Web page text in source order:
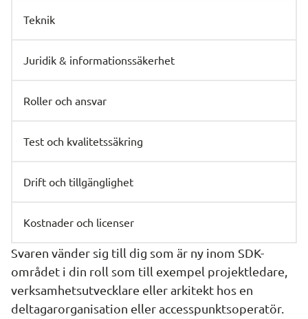
Teknik
Juridik & informationssäkerhet
Roller och ansvar
Test och kvalitetssäkring
Drift och tillgänglighet
Kostnader och licenser
Svaren vänder sig till dig som är ny inom SDK-
området i din roll som till exempel projektledare,
verksamhetsutvecklare eller arkitekt hos en
deltagarorganisation eller accesspunktsoperatör.